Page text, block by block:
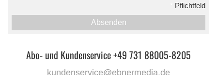
Pflichtfeld
Absenden
Abo- und Kundenservice +49 731 88005-8205
kundenservice@ebnermedia.de